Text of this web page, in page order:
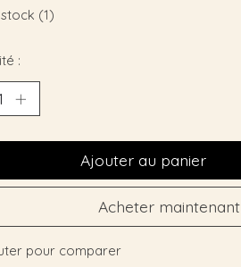
stock (1)
:
Ajouter au panier
Acheter maintenant
pour comparer